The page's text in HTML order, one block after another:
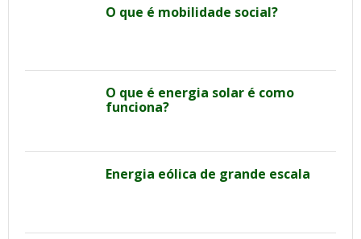
O que é mobilidade social?
O que é energia solar é como
funciona?
Energia eólica de grande escala